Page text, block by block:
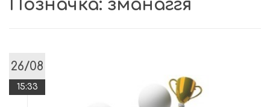
Позначка: зманаггя
26/08
15:33